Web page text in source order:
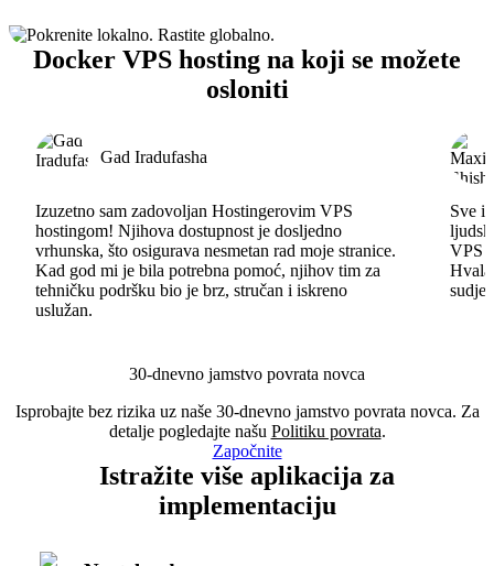
Docker VPS hosting na koji se možete
osloniti
Gad Iradufasha
Izuzetno sam zadovoljan Hostingerovim VPS
hostingom! Njihova dostupnost je dosljedno
vrhunska, što osigurava nesmetan rad moje stranice.
Kad god mi je bila potrebna pomoć, njihov tim za
tehničku podršku bio je brz, stručan i iskreno
uslužan.
Sve
VPS
30-dnevno jamstvo povrata novca
Isprobajte bez rizika uz naše 30-dnevno jamstvo povrata novca. Za
detalje pogledajte našu Politiku povrata.
Započnite
Istražite više aplikacija za
implementaciju